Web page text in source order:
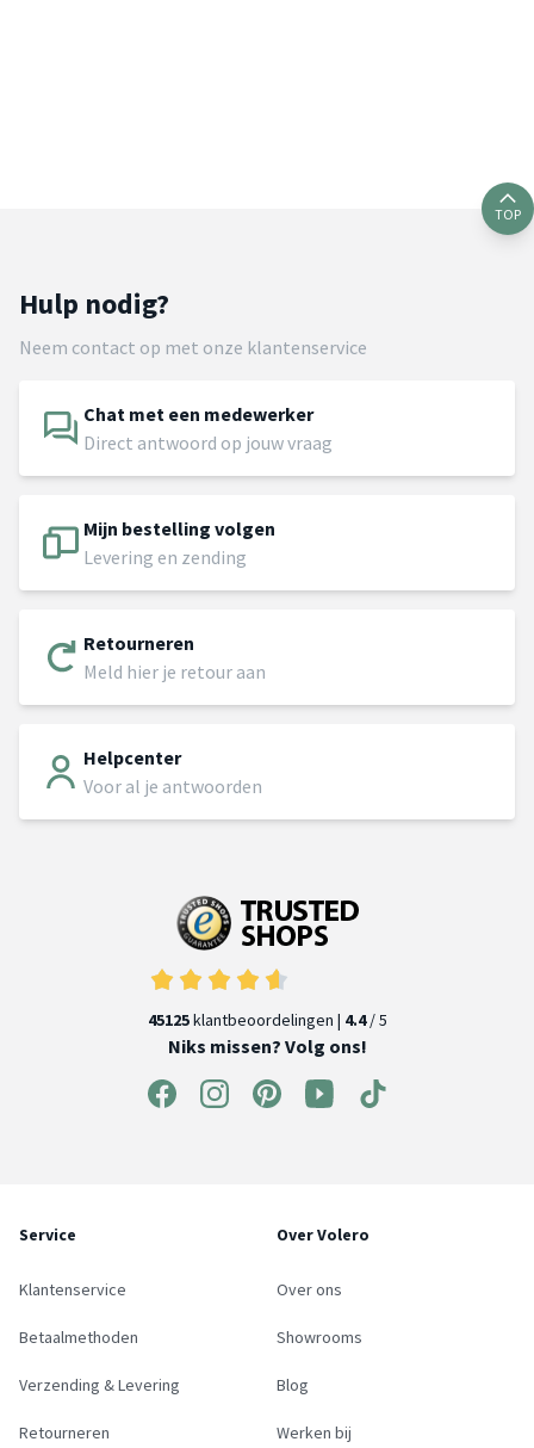
TOP
Hulp nodig?
Neem contact op met onze klantenservice
Chat met een medewerker
Direct antwoord op jouw vraag
Mijn bestelling volgen
Levering en zending
Retourneren
Meld hier je retour aan
Helpcenter
Voor al je antwoorden
45125klantbeoordelingen | 4.4/ 5
Niks missen? Volg ons!
Service
Klantenservice
Betaalmethoden
Verzending & Levering
Retourneren
Over Volero
Over ons
Showrooms
Blog
Werken bij